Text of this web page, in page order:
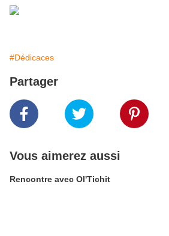
#Dédicaces
Partager
Vous aimerez aussi
Rencontre avec Ol'Tichit